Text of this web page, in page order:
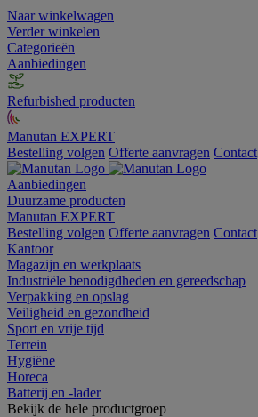
Naar winkelwagen
Verder winkelen
Categorieën
Aanbiedingen
Refurbished producten
Manutan EXPERT
Bestelling volgen Offerte aanvragen Contact
Aanbiedingen
Duurzame producten
Manutan EXPERT
Bestelling volgen Offerte aanvragen Contact
Kantoor
Magazijn en werkplaats
Industriële benodigdheden en gereedschap
Verpakking en opslag
Veiligheid en gezondheid
Sport en vrije tijd
Terrein
Hygiëne
Horeca
Batterij en -lader
Bekijk de hele productgroep